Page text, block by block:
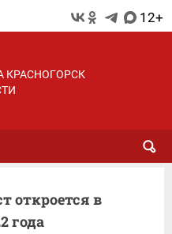
12+
КРАСНОГОРСК
откроется в
года